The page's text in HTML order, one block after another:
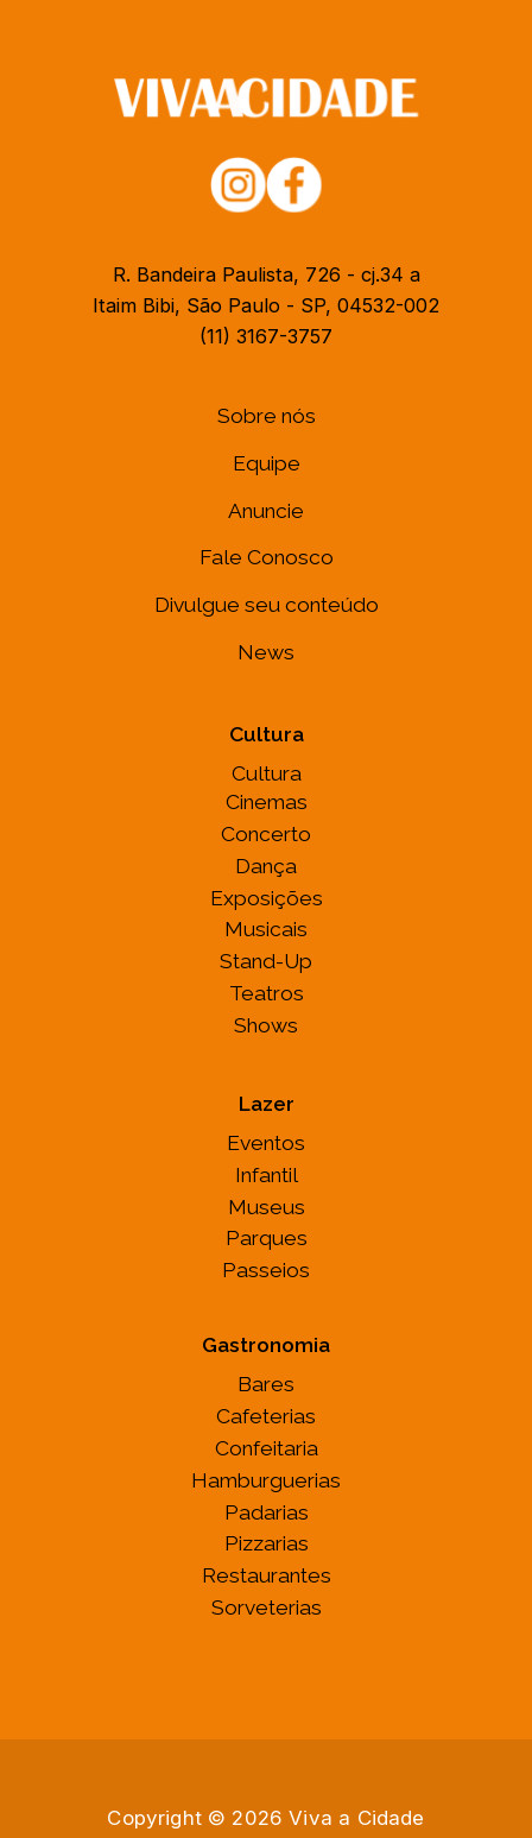
R. Bandeira Paulista, 726 - cj.34 a
Itaim Bibi, São Paulo - SP, 04532-002
(11) 3167-3757
Sobre nós
Equipe
Anuncie
Fale Conosco
Divulgue seu conteúdo
News
Cultura
Cultura
Cinemas
Concerto
Dança
Exposições
Musicais
Stand-Up
Teatros
Shows
Lazer
Eventos
Infantil
Museus
Parques
Passeios
Gastronomia
Bares
Cafeterias
Confeitaria
Hamburguerias
Padarias
Pizzarias
Restaurantes
Sorveterias
Copyright © 2026 Viva a Cidade